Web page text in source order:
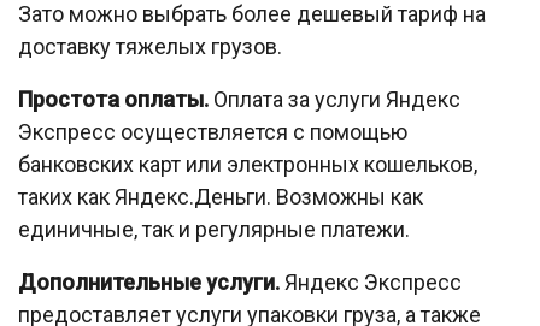
Зато можно выбрать более дешевый тариф на
доставку тяжелых грузов.
Простота оплаты. Оплата за услуги Яндекс
Экспресс осуществляется с помощью
банковских карт или электронных кошельков,
таких как Яндекс.Деньги. Возможны как
единичные, так и регулярные платежи.
Дополнительные услуги. Яндекс Экспресс
предоставляет услуги упаковки груза, а также